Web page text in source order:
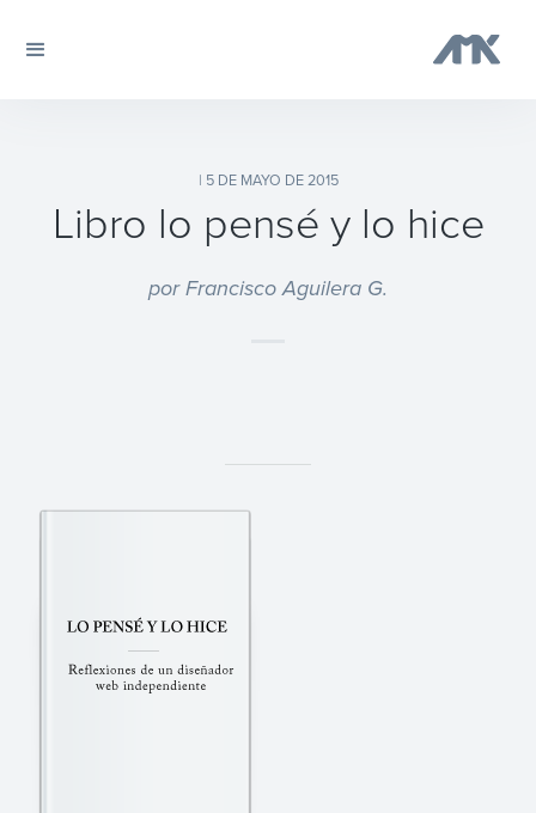
| 5 DE MAYO DE 2015
Libro lo pensé y lo hice
por Francisco Aguilera G.